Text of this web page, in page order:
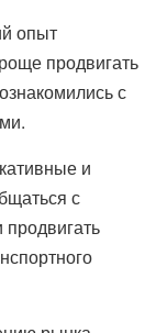
опыт
продвигать
с
и
с